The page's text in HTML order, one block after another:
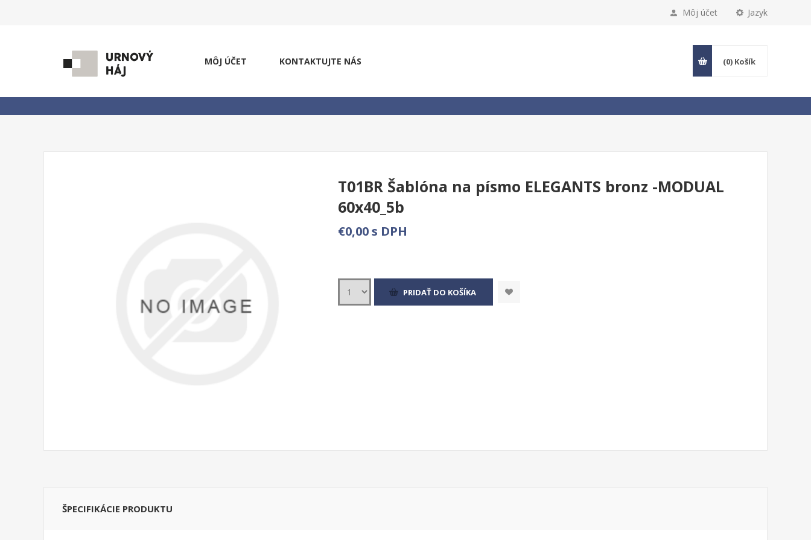
Jazyk
Môj účet
MÔJ ÚČET KONTAKTUJTE NÁS (0) Košík
T01BR Šablóna na písmo ELEGANTS bronz -MODUAL
60x40_5b
€0,00 s DPH
PRIDAŤ DO KOŠÍKA
ŠPECIFIKÁCIE PRODUKTU